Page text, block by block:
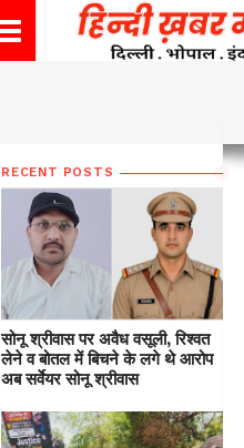
RECENT POSTS
सोनू श्रीवास पर अवैध वसूली, रिश्वत
लेने व बोतल में बिचने के लगे थे आरोप
अब सर्वेयर सोनू श्रीवास